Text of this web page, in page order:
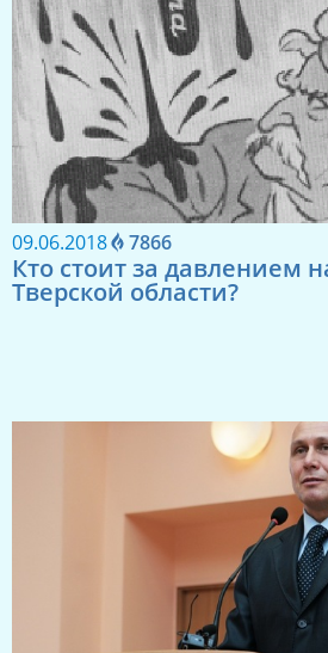
09.06.2018 7866
Кто стоит за давлением
Тверской области?